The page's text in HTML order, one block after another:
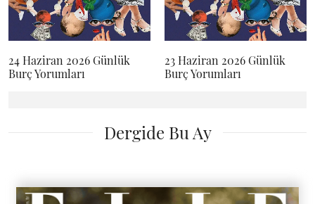
24 Haziran 2026 Günlük
Burç Yorumları
23 Haziran 2026 Günlük
Burç Yorumları
Dergide Bu Ay